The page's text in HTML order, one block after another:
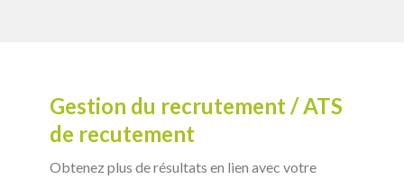
Gestion du recrutement / ATS
de recutement
Obtenez plus de résultats en lien avec votre